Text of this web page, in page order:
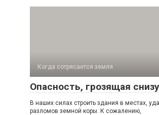
Когда сотрясается земля
Опасность, грозящая снизу
В наших силах строить здания в местах,
разломов земной коры. К сожалению,